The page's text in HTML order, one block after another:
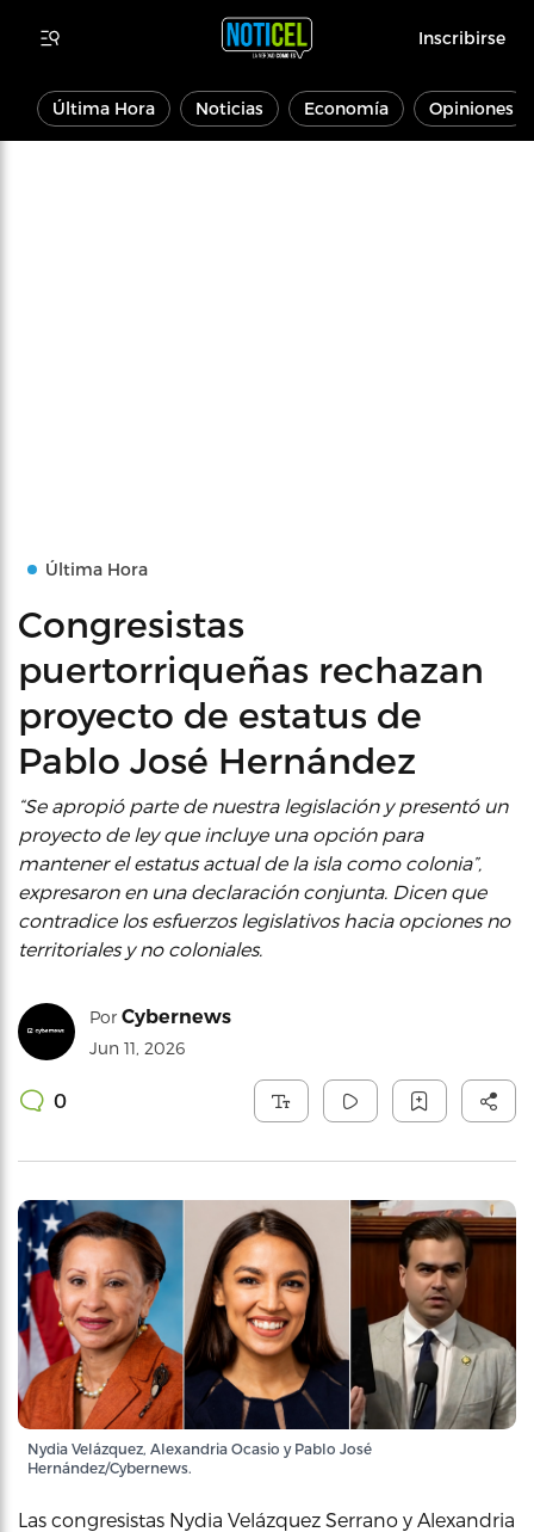
Inscribirse
Última Hora Noticias Economía Opiniones
Última Hora
Congresistas
puertorriqueñas rechazan
proyecto de estatus de
Pablo José Hernández
“Se apropió parte de nuestra legislación y presentó un
proyecto de ley que incluye una opción para
mantener el estatus actual de la isla como colonia”,
expresaron en una declaración conjunta. Dicen que
contradice los esfuerzos legislativos hacia opciones no
territoriales y no coloniales.
Por Cybernews
Jun 11, 2026
0
Nydia Velázquez, Alexandria Ocasio y Pablo José
Hernández/Cybernews.
Las congresistas Nydia Velázquez Serrano y Alexandria